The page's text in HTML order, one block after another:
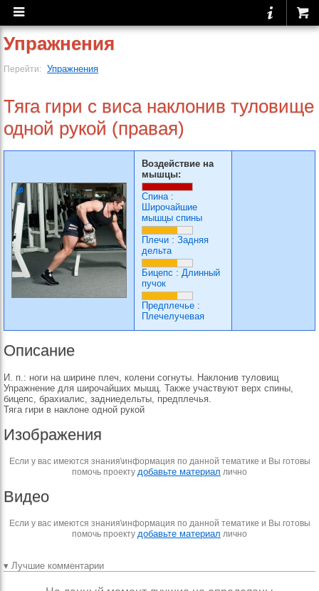
Упражнения
Перейти: Упражнения
Тяга гири с виса наклонив туловище
одной рукой (правая)
Воздействие на
мышцы:
Спина:
Широчайшие
мышцы спины
Плечи : Задняя
дельта
Бицепс : Длинный
пучок
Предплечье :
Плечелучевая
Описание
И. п.: ноги на ширине плеч, колени согнуты. Наклонив туловищ
Упражнение для широчайших мышц. Также участвуют верх спины,
бицепс, брахиалис, задниедельты, предплечья.
Тяга гири в наклоне одной рукой
Изображения
Если у вас имеются знания\информация по данной тематике и Вы готовы
помочь проекту добавьте материал лично
Видео
Если у вас имеются знания\информация по данной тематике и Вы готовы
помочь проекту добавьте материал лично
▾ Лучшие комментарии